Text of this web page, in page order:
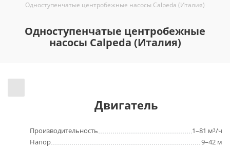
Одноступенчатые центробежные насосы Calpeda (Италия)
Одноступенчатые центробежные
насосы Calpeda (Италия)
Двигатель
Производительность
1–81 м³/ч
Напор
9–42 м